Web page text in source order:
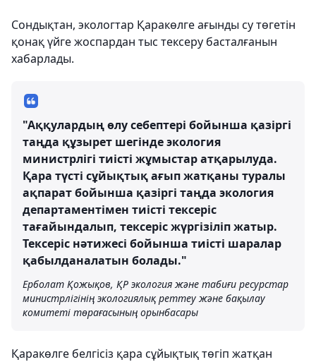
Сондықтан, экологтар Қаракөлге ағынды су төгетін
қонақ үйге жоспардан тыс тексеру басталғанын
хабарлады.
"Аққулардың өлу себептері бойынша қазіргі
таңда құзырет шегінде экология
министрлігі тиісті жұмыстар атқарылуда.
Қара түсті сұйықтық ағып жатқаны туралы
ақпарат бойынша қазіргі таңда экология
департаментімен тиісті тексеріс
тағайындалып, тексеріс жүргізіліп жатыр.
Тексеріс нәтижесі бойынша тиісті шаралар
қабылданалатын болады."
Ерболат Қожықов, ҚР экология және табиғи ресурстар
министрлігінің экологиялық реттеу және бақылау
комитеті төрағасының орынбасары
Қаракөлге белгісіз қара сұйықтық төгіп жатқан